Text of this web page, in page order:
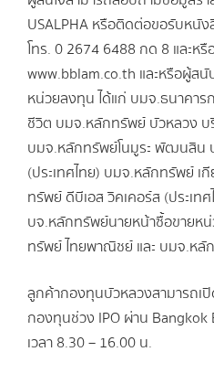
USALPHA หรือติดต่อขอรับหนั
โทร. 0 2674 6488 กด 8 และห
www.bblam.co.th และหรือผู้ส
หน่วยลงทุน ได้แก่ บมจ.ธนาคา
ชีวิต บมจ.หลักทรัพย์ บัวหลวง
บมจ.หลักทรัพย์โนมูระ พัฒนสิน
(ประเทศไทย) บมจ.หลักทรัพย์
ทรัพย์ ดีบีเอส วิคเคอร์ส (ประเ
บจ.หลักทรัพย์นายหน้าซื้อขายห
ทรัพย์ ไทยพาณิชย์ และ บมจ.หลัก
ลูกค้ากองทุนบัวหลวงสามารถ
กองทุนช่วง IPO ผ่าน Bangkok
เวลา 8.30 – 16.00 น.